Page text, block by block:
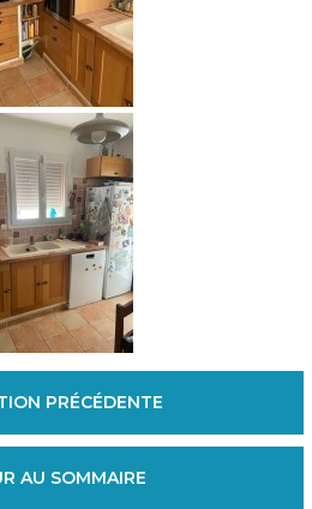
PRÉCÉDENTE
AU SOMMAIRE